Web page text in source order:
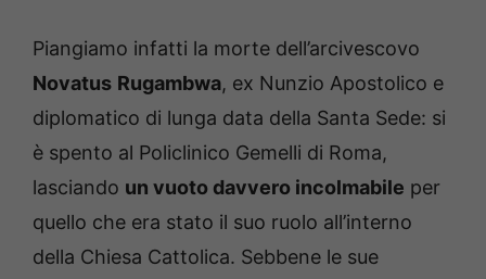
Piangiamo infatti la morte dell’arcivescovo
Novatus Rugambwa, ex Nunzio Apostolico e
diplomatico di lunga data della Santa Sede: si
è spento al Policlinico Gemelli di Roma,
lasciando un vuoto davvero incolmabile per
quello che era stato il suo ruolo all’interno
della Chiesa Cattolica. Sebbene le sue